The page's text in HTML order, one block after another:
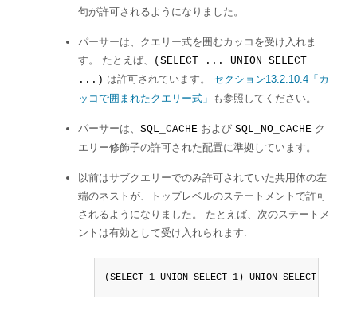
句が許可されるようになりました。
パーサーは、クエリー式を囲むカッコを受け入れま
す。 たとえば、
(SELECT ... UNION SELECT
...) は許可されています。 セクション13.2.10.4「カ
ッコで囲まれたクエリー式」 も参照してください。
パーサーは、 SQL_CACHE および SQL_NO_CACHE ク
エリー修飾子の許可された配置に準拠しています。
以前はサブクエリーでのみ許可されていた共用体の左
端のネストが、トップレベルのステートメントで許可
されるようになりました。 たとえば、次のステートメ
ントは有効として受け入れられます:
(SELECT 1 UNION SELECT 1) UNION SELECT 1;